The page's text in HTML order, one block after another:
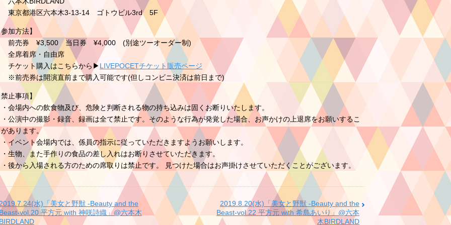
京都港区六本木3-13-14 ゴトウビル3rd 5F
加方法】
売券 ¥3,500 当日券 ¥4,000 (別途ツーオーダー制)
席着席・自由席
ケット購入はこちらから▶︎ LIVEPOCETチケット販売ページ
売券は開演直前まで購入可能です(但しコンビニ決済は前日まで)
止事項】
場内への飲食物及び、危険と判断される物の持ち込みは固くお断りいたします。
演中の撮影・録音、録画は全て禁止です。そのような行為が発覚した場合、お声かけの上退席をお願いするこ
あります。
ベント会場内では、係員の指示に従っていただきますようお願いします。
物、また手作りの食品の差し入れはお断りさせていただきます。
から入場される方のための席取りは禁止です。 見つけた場合はお声掛けさせていただくことがございます。
水)「美女と野獣 -Beauty and the
vol.20 平方元 with 神咲詩織」@六本木
2019.8.20(水)「美女と野獣 -Beauty and the
Beast-vol.22 平方元 with 希島あいり」@六本
木BIRDLAND